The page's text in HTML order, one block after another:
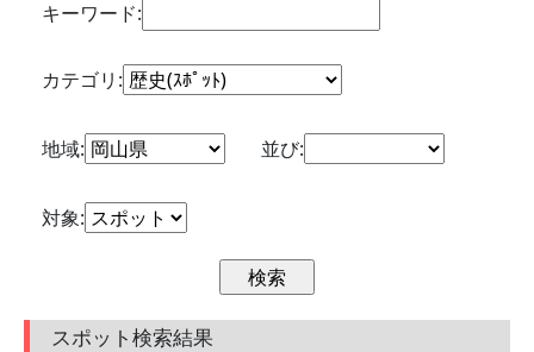
キーワード:
カテゴリ:
地域: 並び:
対象:
スポット検索結果